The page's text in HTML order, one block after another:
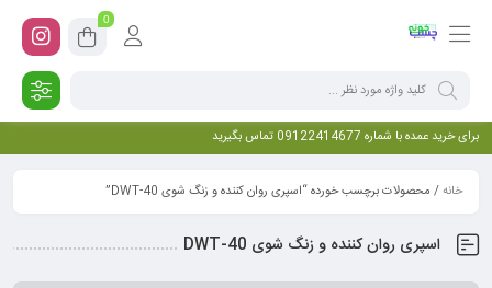
0
برای خرید عمده با شماره 09122414677 تماس بگیرید
خانه/ محصولات برچسب خورده “اسپری روان کننده و زنگ شوی DWT-40”
اسپری روان کننده و زنگ شوی DWT-40